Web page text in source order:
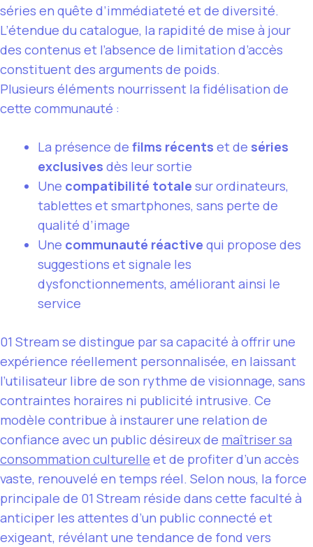
séries en quête d’immédiateté et de diversité.
L’étendue du catalogue, la rapidité de mise à jour
des contenus et l’absence de limitation d’accès
constituent des arguments de poids.
Plusieurs éléments nourrissent la fidélisation de
cette communauté :
La présence de films récents et de séries
exclusives dès leur sortie
Une compatibilité totale sur ordinateurs,
tablettes et smartphones, sans perte de
qualité d’image
Une communauté réactive qui propose des
suggestions et signale les
dysfonctionnements, améliorant ainsi le
service
01 Stream se distingue par sa capacité à offrir une
expérience réellement personnalisée, en laissant
l’utilisateur libre de son rythme de visionnage, sans
contraintes horaires ni publicité intrusive. Ce
modèle contribue à instaurer une relation de
confiance avec un public désireux de maîtriser sa
consommation culturelle et de profiter d’un accès
vaste, renouvelé en temps réel. Selon nous, la force
principale de 01 Stream réside dans cette faculté à
anticiper les attentes d’un public connecté et
exigeant, révélant une tendance de fond vers